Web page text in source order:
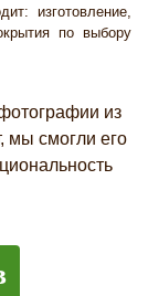
изготовление,
по выбору
из
мы смогли его